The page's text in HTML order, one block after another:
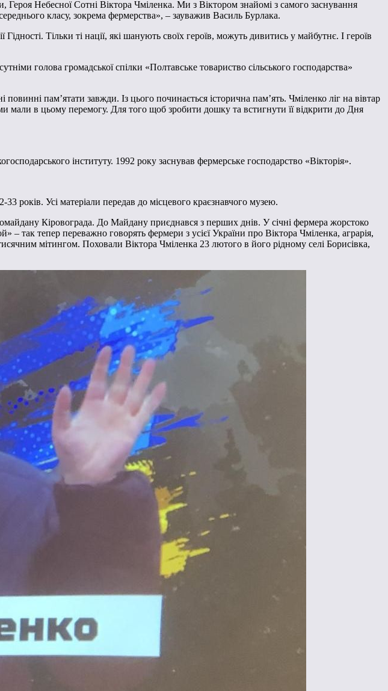
Героя Небесної Сотні Віктора Чміленка. Ми з Віктором знайомі з самого заснування
класу, зокрема фермерства», – зауважив Василь Бурлака.
Тільки ті нації, які шанують своїх героїв, можуть дивитись у майбутнє. І героїв
голова громадської спілки «Полтавське товариство сільського господарства»
пам’ятати завжди. Із цього починається історична пам’ять. Чміленко ліг на вівтар
в цьому перемогу. Для того щоб зробити дошку та встигнути її відкрити до Дня
інституту. 1992 року заснував фермерське господарство «Вікторія».
років. Усі матеріали передав до місцевого краєзнавчого музею.
Кіровограда. До Майдану приєднався з перших днів. У січні фермера жорстоко
– так тепер переважно говорять фермери з усієї України про Віктора Чміленка, аграрія,
мітингом. Поховали Віктора Чміленка 23 лютого в його рідному селі Борисівка,